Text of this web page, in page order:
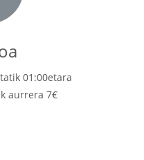
01:00etara
aurrera 7€